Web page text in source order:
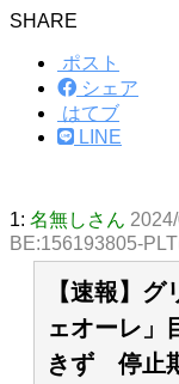
SHARE
ポスト
シェア
はてブ
LINE
1: 名無しさん
BE:156193805-
【速報】
ェオーレ」
きず 停止